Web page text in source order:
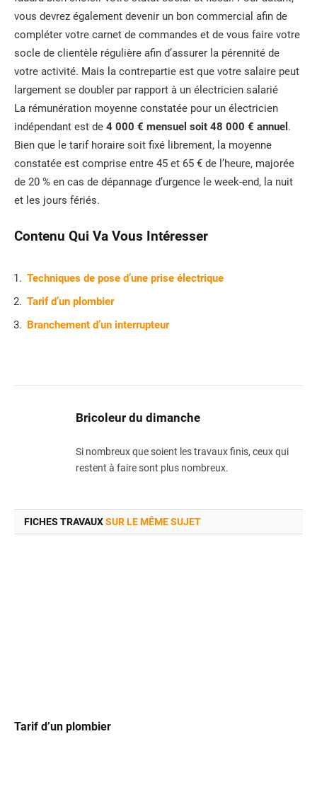
vous devrez également devenir un bon commercial afin de
compléter votre carnet de commandes et de vous faire votre
socle de clientèle régulière afin d’assurer la pérennité de
votre activité. Mais la contrepartie est que votre salaire peut
largement se doubler par rapport à un électricien salarié
La rémunération moyenne constatée pour un électricien
indépendant est de 4 000 € mensuel soit 48 000 € annuel .
Bien que le tarif horaire soit fixé librement, la moyenne
constatée est comprise entre 45 et 65 € de l’heure, majorée
de 20 % en cas de dépannage d’urgence le week-end, la nuit
et les jours fériés.
Contenu Qui Va Vous Intéresser
Techniques de pose d’une prise électrique
Tarif d’un plombier
Branchement d’un interrupteur
Bricoleur du dimanche
Si nombreux que soient les travaux finis, ceux qui
restent à faire sont plus nombreux.
FICHES TRAVAUXSUR LE MÊME SUJET
Tarif d’un plombier